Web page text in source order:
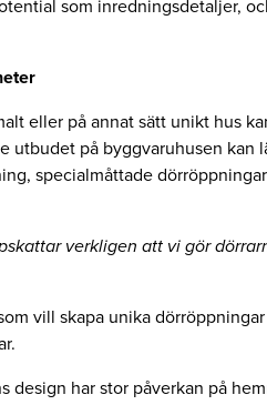
som inredningsdetaljer,
eller på annat sätt unikt hus
utbudet på byggvaruhusen kan
specialmåttade
verkligen att vi gör
vill skapa unika
design har stor påverkan på